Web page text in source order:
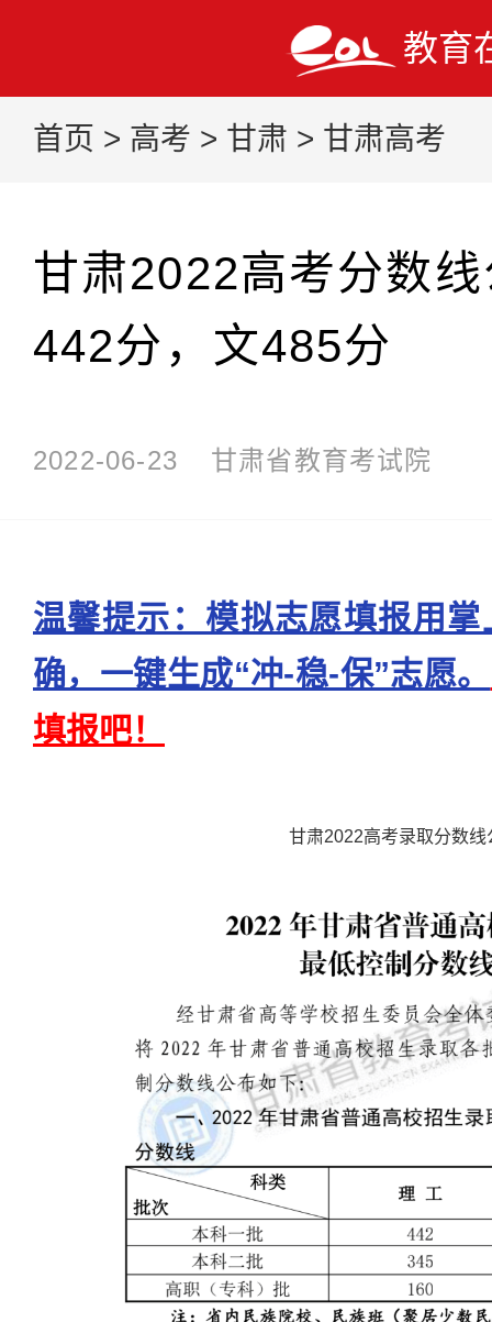
教育
首页 > 高考 > 甘肃 > 甘肃高考
甘肃2022高考分数
442分，文485分
2022-06-23 甘肃省教育考试院
温馨提示：模拟志愿填报用
确，一键生成“冲-稳-保”志愿。
填报吧！
甘肃2022高考录取分数线